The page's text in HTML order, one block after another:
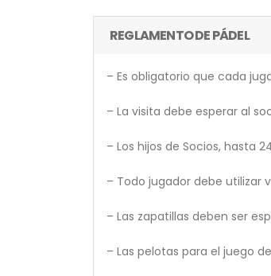
REGLAMENTO DE PÁDEL
– Es obligatorio que cada
– La visita debe esperar al
– Los hijos de Socios, hasta
– Todo jugador debe utilizar
– Las zapatillas deben ser
– Las pelotas para el juego